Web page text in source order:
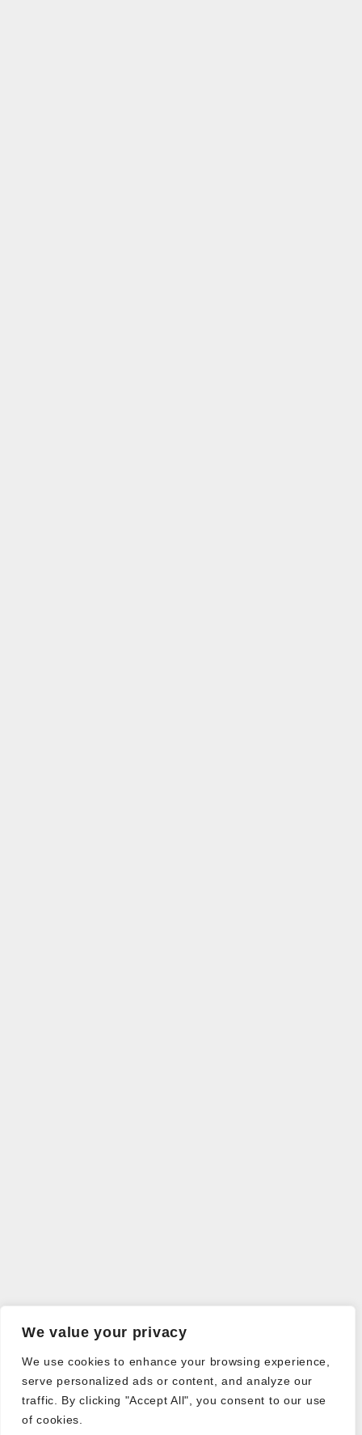
We value your privacy
We use cookies to enhance your browsing experience,
serve personalized ads or content, and analyze our
traffic. By clicking "Accept All", you consent to our use
of cookies.